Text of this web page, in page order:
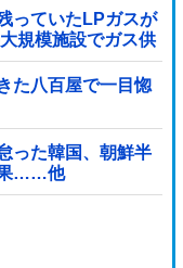
っていたLPガスが
規模施設でガス供
た八百屋で一目惚
った韓国、朝鮮半
果……他